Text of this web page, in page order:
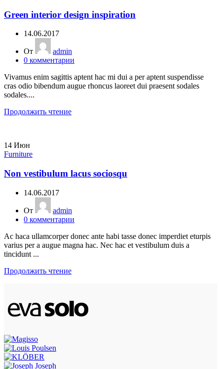
Green interior design inspiration
14.06.2017
От
admin
0 комментарии
Vivamus enim sagittis aptent hac mi dui a per aptent suspendisse
cras odio bibendum augue rhoncus laoreet dui praesent sodales
sodales....
Продолжить чтение
14 Июн
Furniture
Non vestibulum lacus sociosqu
14.06.2017
От
admin
0 комментарии
Ac haca ullamcorper donec ante habi tasse donec imperdiet eturpis
varius per a augue magna hac. Nec hac et vestibulum duis a
tincidunt ...
Продолжить чтение